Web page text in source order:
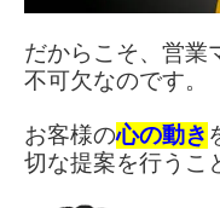
だからこそ、営業
不可欠なのです。
お客様の心の動き
切な提案を行うこ